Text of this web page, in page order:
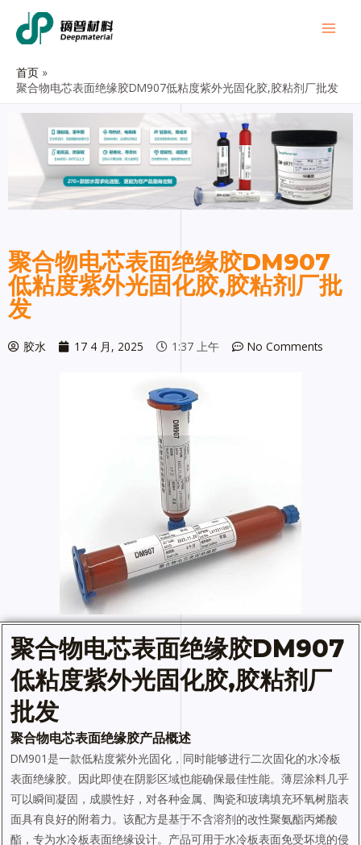
首页
聚合物电芯表面绝缘胶DM907低粘度紫外光固化胶,胶粘剂厂批发
聚合物电芯表面绝缘胶DM907
低粘度紫外光固化胶,胶粘剂厂批
发
胶水 17 4 月, 2025 1:37 上午 No Comments
聚合物电芯表面绝缘胶DM907
低粘度紫外光固化胶,胶粘剂厂
批发
聚合物电芯表面绝缘胶产品概述
DM901是一款低粘度紫外光固化，同时能够进行二次固化的水冷板
表面绝缘胶。因此即使在阴影区域也能确保最佳性能。薄层涂料几乎
可以瞬间凝固，成膜性好，对各种金属、陶瓷和玻璃填充环氧树脂表
面具有良好的附着力。该配方是基于不含溶剂的改性聚氨酯丙烯酸
酯，专为水冷板表面绝缘设计。产品可用于水冷板表面免受坏境的侵